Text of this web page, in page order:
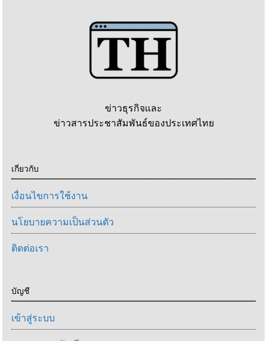
ข่าวธุรกิจและ
ข่าวสารประชาสัมพันธ์ของประเทศไทย
เกี่ยวกับ
เงื่อนไขการใช้งาน
นโยบายความเป็นส่วนตัว
ติดต่อเรา
บัญชี
เข้าสู่ระบบ